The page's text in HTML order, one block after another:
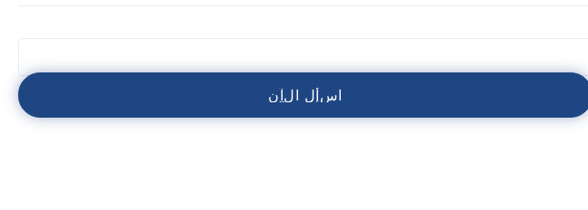
اسأل الآن